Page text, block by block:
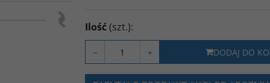
<
Ilość(szt.):
− + DODAJ DO